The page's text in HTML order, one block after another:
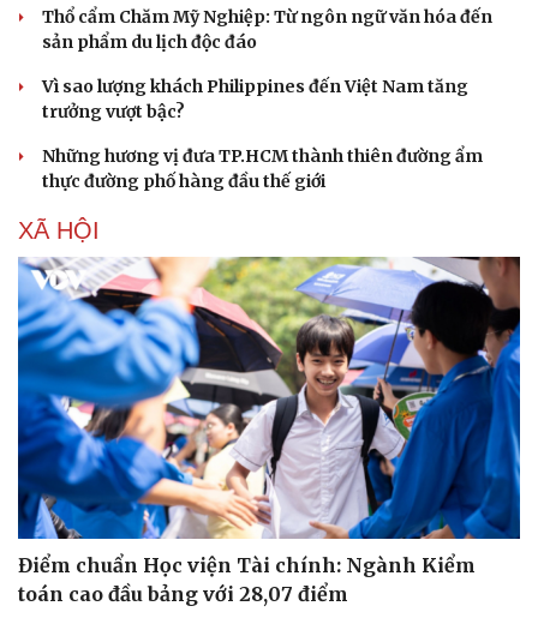
Văn hóa
Sân khấu - Điện ảnh
Văn học
Âm nhạc
Di sản
Giải trí
Nghệ sĩ
Thời trang
Sao Việt
Thổ cẩm Chăm Mỹ Nghiệp: Từ ngôn ngữ văn hóa đến
sản phẩm du lịch độc đáo
Vì sao lượng khách Philippines đến Việt Nam tăng
trưởng vượt bậc?
Những hương vị đưa TP.HCM thành thiên đường ẩm
thực đường phố hàng đầu thế giới
XÃ HỘI
Điểm chuẩn Học viện Tài chính: Ngành Kiểm
toán cao đầu bảng với 28,07 điểm